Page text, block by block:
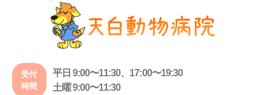
受付
時間
平日 9:00〜11:30、17:00〜19:30
土曜 9:00〜11:30